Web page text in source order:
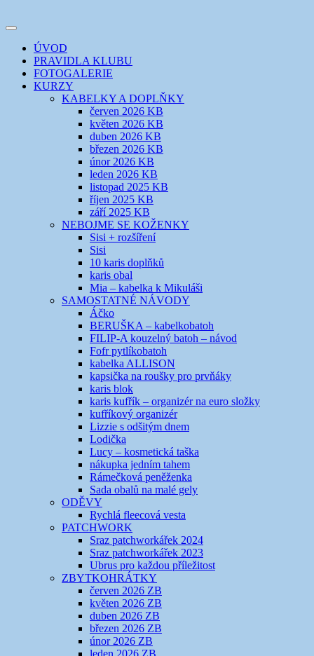
k
webuEVIKLUB
šicí klub
Toggle
navigation
ÚVOD
PRAVIDLA KLUBU
FOTOGALERIE
KURZY
KABELKY A DOPLŇKY
červen 2026 KB
květen 2026 KB
duben 2026 KB
březen 2026 KB
únor 2026 KB
leden 2026 KB
listopad 2025 KB
říjen 2025 KB
září 2025 KB
NEBOJME SE KOŽENKY
Sisi + rozšíření
Sisi
10 karis doplňků
karis obal
Mia – kabelka k Mikuláši
SAMOSTATNÉ NÁVODY
Áčko
BERUŠKA – kabelkobatoh
FILIP-A kouzelný batoh – návod
Fofr pytlíkobatoh
kabelka ALLISON
kapsička na roušky pro prvňáky
karis blok
karis kufřík – organizér na euro složky
kufříkový organizér
Lizzie s odšitým dnem
Lodička
Lucy – kosmetická taška
nákupka jedním tahem
Rámečková peněženka
Sada obalů na malé gely
ODĚVY
Rychlá fleecová vesta
PATCHWORK
Sraz patchworkářek 2024
Sraz patchworkářek 2023
Ubrus pro každou příležitost
ZBYTKOHRÁTKY
červen 2026 ZB
květen 2026 ZB
duben 2026 ZB
březen 2026 ZB
únor 2026 ZB
leden 2026 ZB